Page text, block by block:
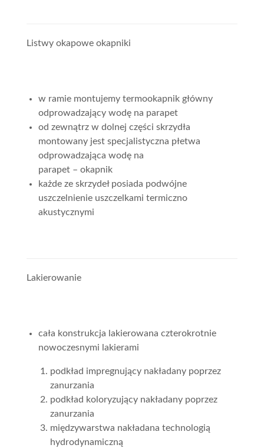
Listwy okapowe okapniki
w ramie montujemy termookapnik główny
odprowadzający wodę na parapet
od zewnątrz w dolnej części skrzydła
montowany jest specjalistyczna płetwa
odprowadzająca wodę na
parapet – okapnik
każde ze skrzydeł posiada podwójne
uszczelnienie uszczelkami termiczno
akustycznymi
Lakierowanie
cała konstrukcja lakierowana czterokrotnie
nowoczesnymi lakierami
podkład impregnujący nakładany poprzez
zanurzania
podkład koloryzujący nakładany poprzez
zanurzania
międzywarstwa nakładana technologią
hydrodynamiczną